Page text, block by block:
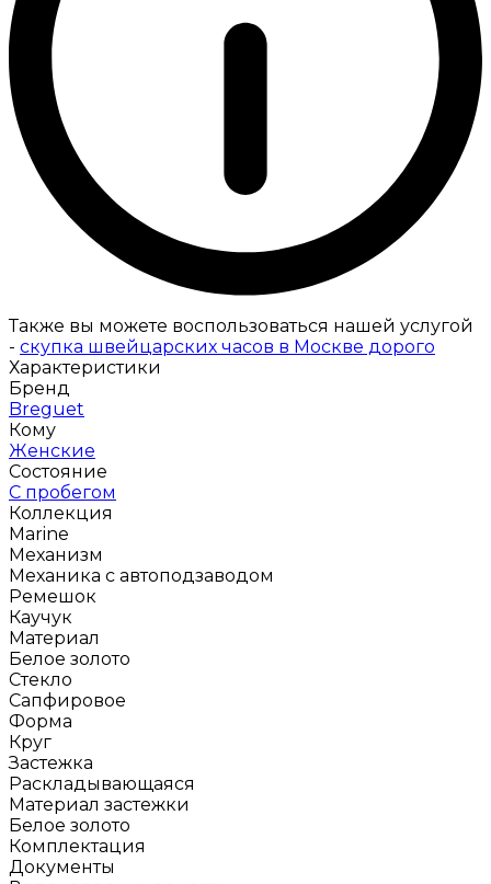
Также вы можете воспользоваться нашей услугой
- скупка швейцарских часов в Москве дорого
Характеристики
Бренд
Breguet
Кому
Женские
Состояние
С пробегом
Коллекция
Marine
Механизм
Механика с автоподзаводом
Ремешок
Каучук
Материал
Белое золото
Стекло
Сапфировое
Форма
Круг
Застежка
Раскладывающаяся
Материал застежки
Белое золото
Комплектация
Документы